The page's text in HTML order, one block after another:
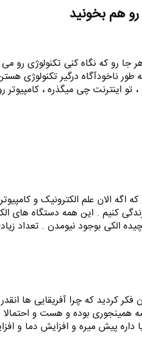
هم بخونید
سال 2013 هر جا رو که نگاه کنی تکنولوژی
طور ناخودآگاه درگیر تکنولوژی
، تو اینترنت چی میگذره ،
اگه الان علم الکترونیک و
کنیم . این همه دستگاه های
الکی بوجود نیومدن . تعداد
فکر کردید که چرا آفریقایی ها
همینجوری بوده و هست و
داره پیش میره و افزایش دما و